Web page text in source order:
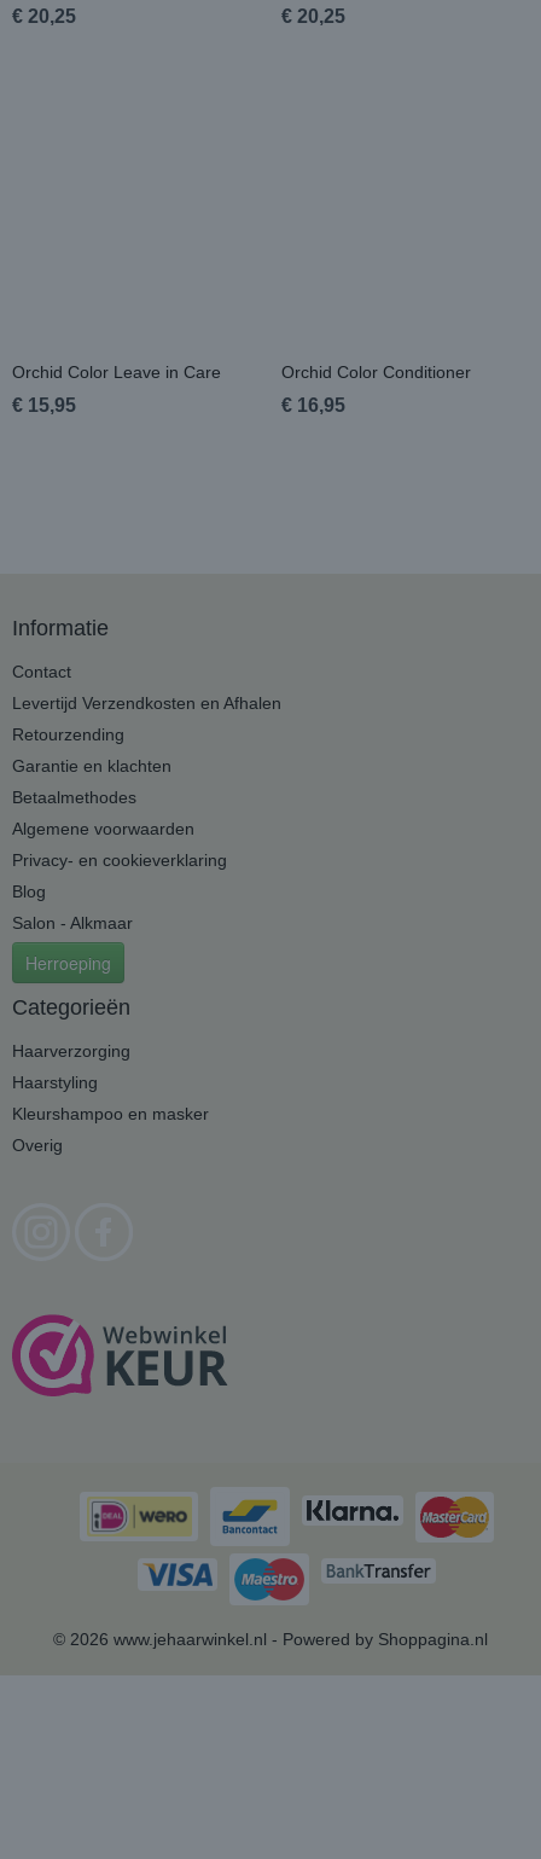
€ 20,25 € 20,25
Orchid Color Leave in Care
€ 15,95
Orchid Color Conditioner
€ 16,95
Informatie
Contact
Levertijd Verzendkosten en Afhalen
Retourzending
Garantie en klachten
Betaalmethodes
Algemene voorwaarden
Privacy- en cookieverklaring
Blog
Salon - Alkmaar
Herroeping
Categorieën
Haarverzorging
Haarstyling
Kleurshampoo en masker
Overig
© 2026 www.jehaarwinkel.nl - Powered by Shoppagina.nl